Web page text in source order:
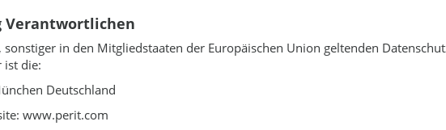
Verantwortlichen
in den Mitgliedstaaten der Europäischen Union geltenden
ist die:
Deutschland
www.perit.com